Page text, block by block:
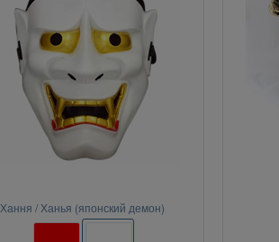
Хання / Ханья (японский демон)